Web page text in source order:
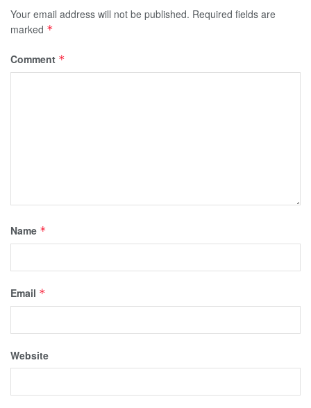
Your email address will not be published. Required fields are
marked *
Comment *
Name *
Email *
Website